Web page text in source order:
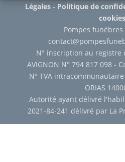
Légales- Politique de
cookies
Pompes
N° inscription au registre
AVIGNON N° 794 817 098 -
N° TVA intracommunautaire
ORIAS
Autorité ayant délivré
2021-84-241 délivré par La